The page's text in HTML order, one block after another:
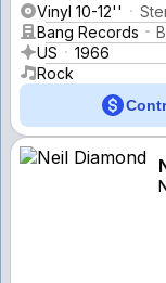
Vinyl 10-12''
Bang Records
US
1966
Rock